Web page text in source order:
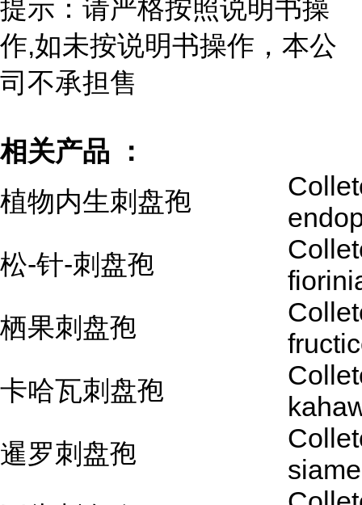
提示：请严格按照说明书操
作,如未按说明书操作，本公
司不承担售
相关产品 ：
植物内生刺盘孢
松-针-刺盘孢
栖果刺盘孢
卡哈瓦刺盘孢
暹罗刺盘孢